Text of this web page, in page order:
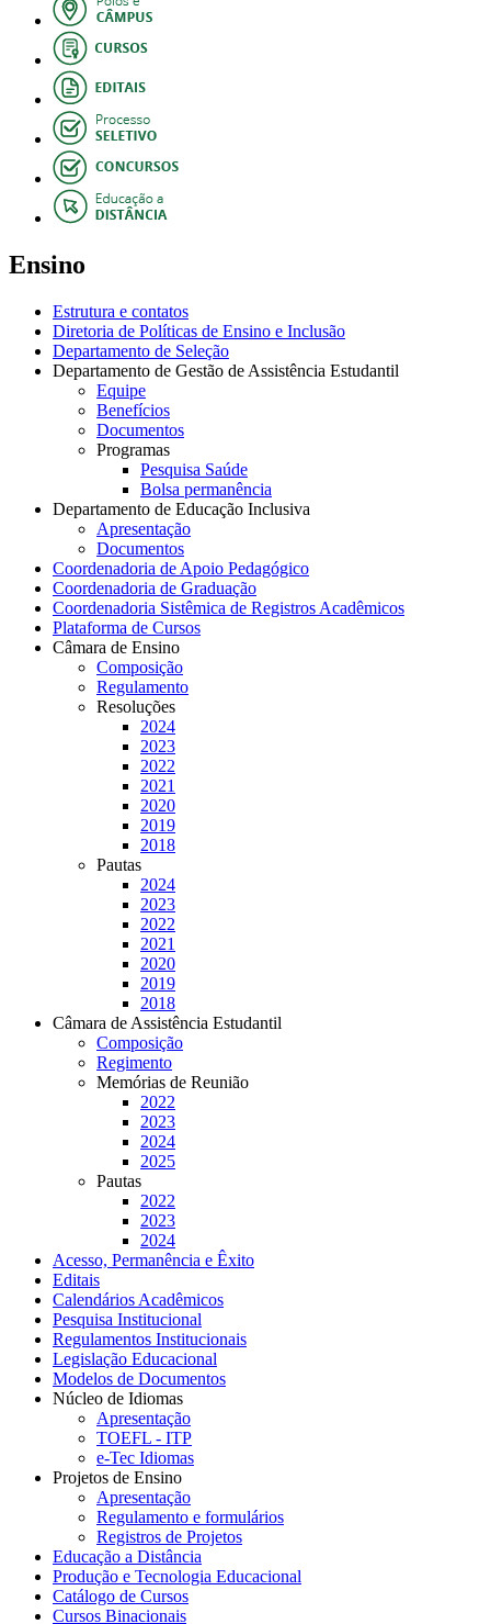
Ensino
Estrutura e contatos
Diretoria de Políticas de Ensino e Inclusão
Departamento de Seleção
Departamento de Gestão de Assistência Estudantil
Equipe
Benefícios
Documentos
Programas
Pesquisa Saúde
Bolsa permanência
Departamento de Educação Inclusiva
Apresentação
Documentos
Coordenadoria de Apoio Pedagógico
Coordenadoria de Graduação
Coordenadoria Sistêmica de Registros Acadêmicos
Plataforma de Cursos
Câmara de Ensino
Composição
Regulamento
Resoluções
2024
2023
2022
2021
2020
2019
2018
Pautas
2024
2023
2022
2021
2020
2019
2018
Câmara de Assistência Estudantil
Composição
Regimento
Memórias de Reunião
2022
2023
2024
2025
Pautas
2022
2023
2024
Acesso, Permanência e Êxito
Editais
Calendários Acadêmicos
Pesquisa Institucional
Regulamentos Institucionais
Legislação Educacional
Modelos de Documentos
Núcleo de Idiomas
Apresentação
TOEFL - ITP
e-Tec Idiomas
Projetos de Ensino
Apresentação
Regulamento e formulários
Registros de Projetos
Educação a Distância
Produção e Tecnologia Educacional
Catálogo de Cursos
Cursos Binacionais